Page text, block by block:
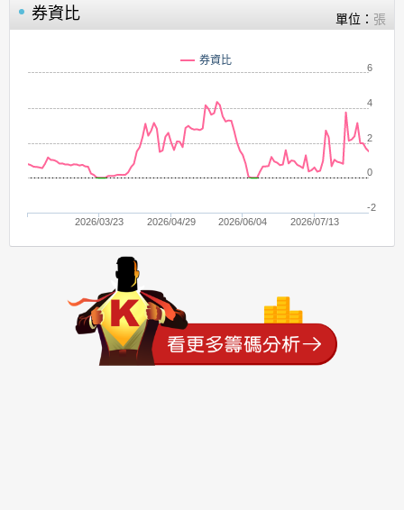
券資比 單位： 張
券資比
2026/03/23 2026/04/29 2026/06/04 2026/07/13
-2
0
2
4
6